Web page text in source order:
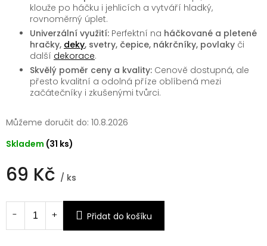
69 Kč / ks
cena:
Skladem (31 ks)
Můžeme doručit do: 10.8.2026
Přidat do košíku
klouže po háčku i jehlicích a vytváří hladký,
rovnoměrný úplet.
Univerzální využití: Perfektní na háčkované a pletené
hračky, deky, svetry, čepice, nákrčníky, povlaky či
další dekorace.
Skvělý poměr ceny a kvality: Cenově dostupná, ale
přesto kvalitní a odolná příze oblíbená mezi
začátečníky i zkušenými tvůrci.